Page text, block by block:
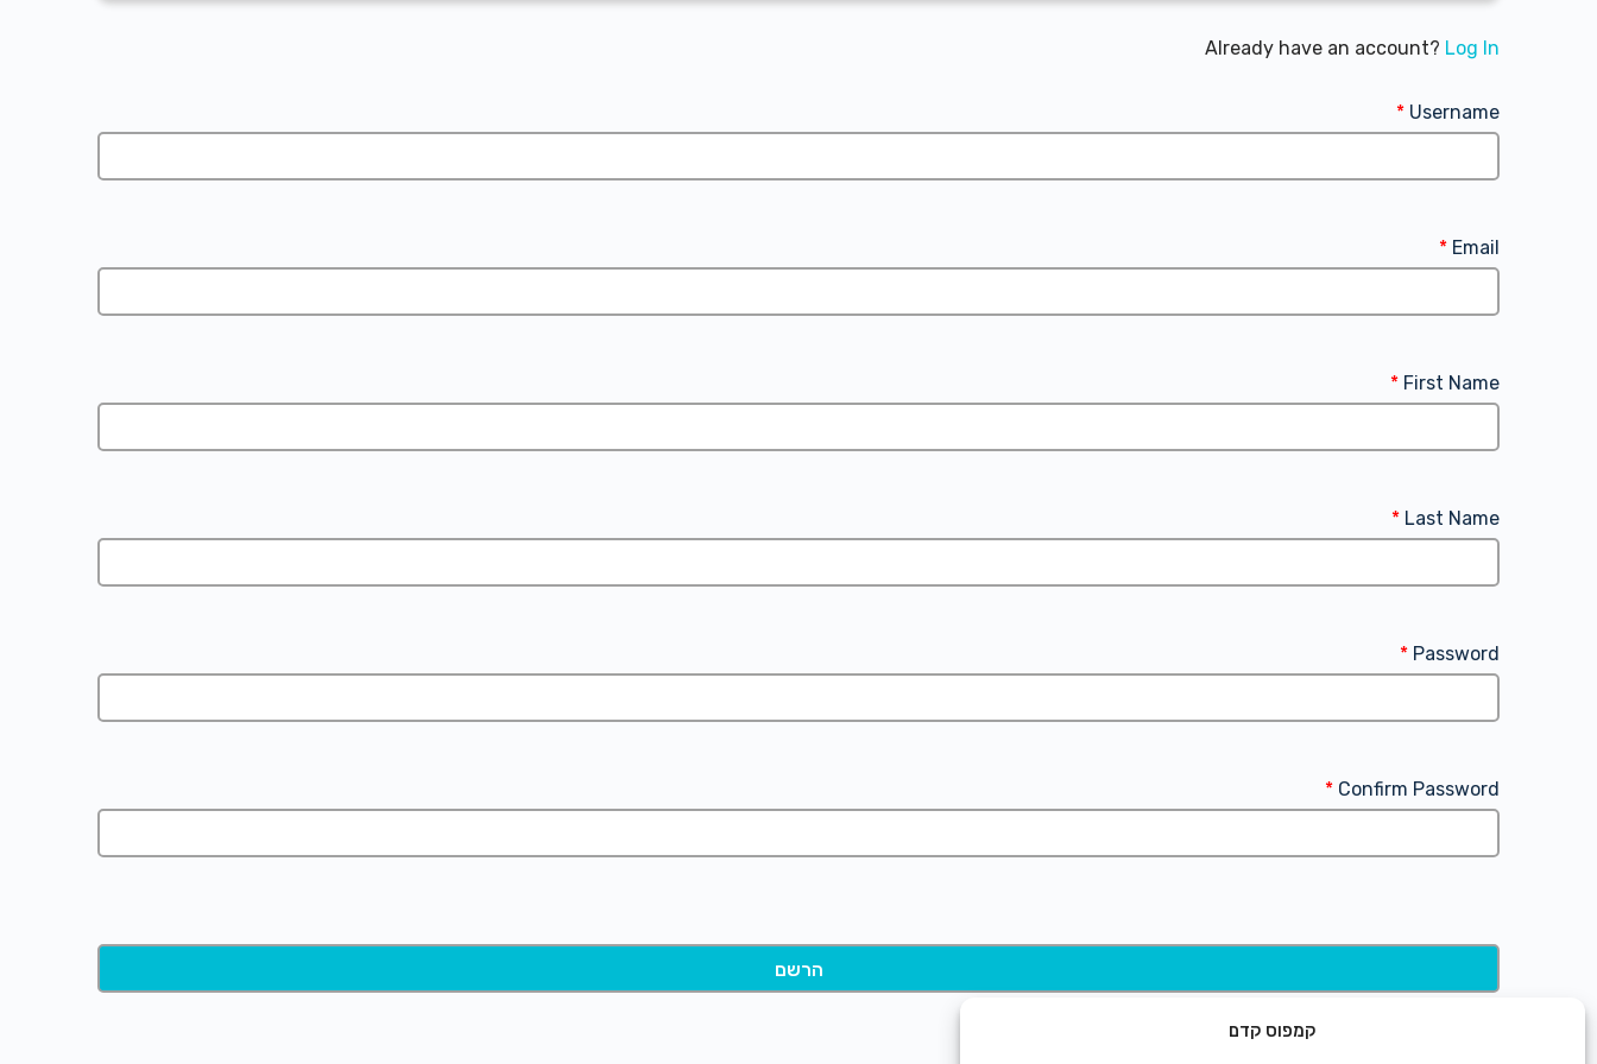
קמפוס קדם
Already have an account? Log In
Username
*
Email
*
First Name
*
Last Name
*
Password
*
Confirm Password
*